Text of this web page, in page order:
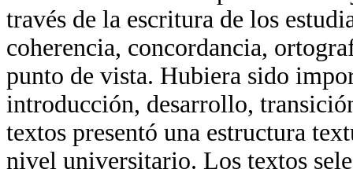
través de la escritura de los
coherencia, concordancia,
punto de vista. Hubiera sido
introducción, desarrollo,
textos presentó una estructura
nivel universitario. Los textos